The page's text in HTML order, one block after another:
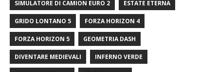
SIMULATORE DI CAMION EURO 2 ESTATE ETERNA
GRIDO LONTANO 5 FORZA HORIZON 4
FORZA HORIZON 5 GEOMETRIA DASH
DIVENTARE MEDIEVALI INFERNO VERDE